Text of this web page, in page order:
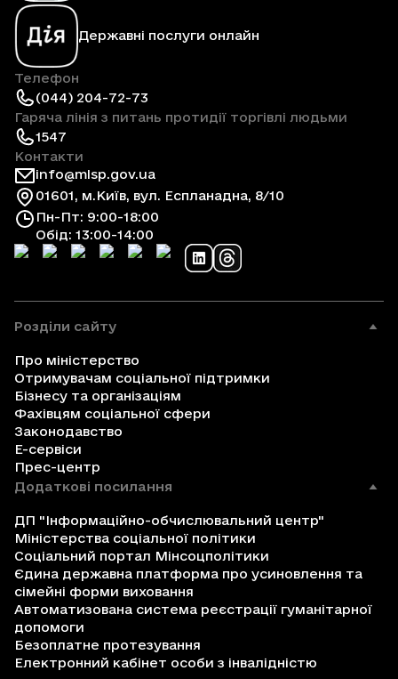
Державні послуги онлайн
Телефон
(044) 204-72-73
Гаряча лінія з питань протидії торгівлі людьми
1547
Контакти
info@mlsp.gov.ua
01601, м.Київ, вул. Еспланадна, 8/10
Пн-Пт: 9:00-18:00
Обід: 13:00-14:00
Розділи сайту
Про міністерство
Отримувачам соціальної підтримки
Бізнесу та організаціям
Фахівцям соціальної сфери
Законодавство
Е-сервіси
Прес-центр
Додаткові посилання
ДП "Інформаційно-обчислювальний центр"
Міністерства соціальної політики
Соціальний портал Мінсоцполітики
Єдина державна платформа про усиновлення та
сімейні форми виховання
Автоматизована система реєстрації гуманітарної
допомоги
Безоплатне протезування
Електронний кабінет особи з інвалідністю